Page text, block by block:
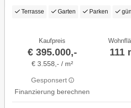
Terrasse Garten Parken
Kaufpreis
€ 395.000,-
€ 3.558,- / m²
Gesponsert
Finanzierung berechnen
111